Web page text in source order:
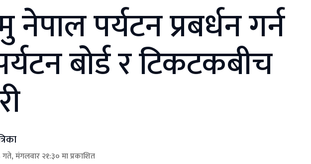
नेपाल पर्यटन प्रबर्धन गर्न
बोर्ड र टिकटकबीच
गते, मंगलवार २१:३० मा प्रकाशित